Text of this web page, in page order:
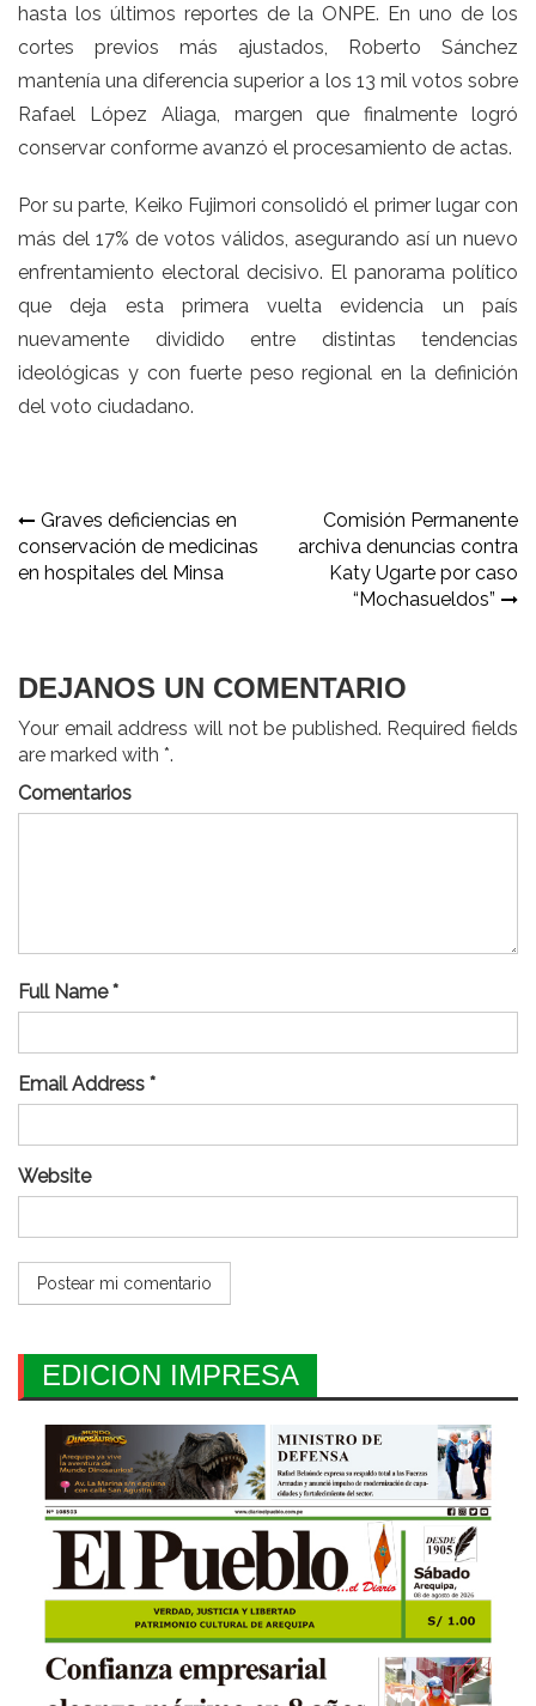
hasta los últimos reportes de la ONPE. En uno de los
cortes previos más ajustados, Roberto Sánchez
mantenía una diferencia superior a los 13 mil votos sobre
Rafael López Aliaga, margen que finalmente logró
conservar conforme avanzó el procesamiento de actas.
Por su parte, Keiko Fujimori consolidó el primer lugar con
más del 17% de votos válidos, asegurando así un nuevo
enfrentamiento electoral decisivo. El panorama político
que deja esta primera vuelta evidencia un país
nuevamente dividido entre distintas tendencias
ideológicas y con fuerte peso regional en la definición
del voto ciudadano.
Navegación
de
Graves deficiencias en
conservación de medicinas
en hospitales del Minsa
Comisión Permanente
archiva denuncias contra
Katy Ugarte por caso
“Mochasueldos”
DEJANOS UN COMENTARIO
Your email address will not be published. Required fields
are marked with *.
Comentarios
Full Name *
Email Address *
Website
EDICION IMPRESA